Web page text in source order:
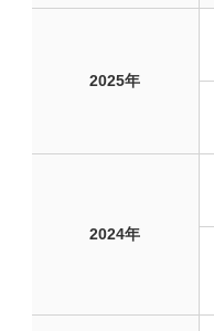
2025年
2024年